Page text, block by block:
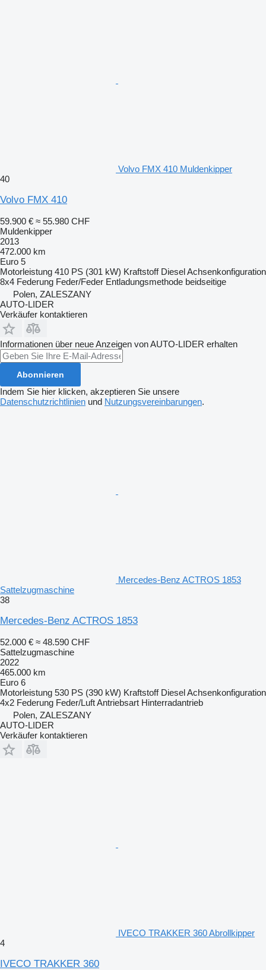
Volvo FMX 410 Muldenkipper
40
Volvo FMX 410
59.900 € ≈ 55.980 CHF
Muldenkipper
2013
472.000 km
Euro 5
Motorleistung 410 PS (301 kW) Kraftstoff DieselAchsenkonfiguration
8x4 Federung Feder/Feder Entladungsmethode beidseitige
Polen, ZALESZANY
AUTO-LIDER
Verkäufer kontaktieren
Informationen über neue Anzeigen von AUTO-LIDER erhalten
Abonnieren
Indem Sie hier klicken, akzeptieren Sie unsere
Datenschutzrichtlinien und Nutzungsvereinbarungen.
Mercedes-Benz ACTROS 1853
Sattelzugmaschine
38
Mercedes-Benz ACTROS 1853
52.000 € ≈ 48.590 CHF
Sattelzugmaschine
2022
465.000 km
Euro 6
Motorleistung 530 PS (390 kW) Kraftstoff DieselAchsenkonfiguration
4x2 Federung Feder/LuftAntriebsart Hinterradantrieb
Polen, ZALESZANY
AUTO-LIDER
Verkäufer kontaktieren
IVECO TRAKKER 360 Abrollkipper
4
IVECO TRAKKER 360